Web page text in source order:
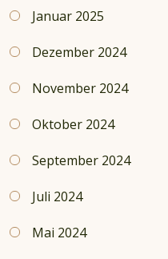
Januar 2025
Dezember 2024
November 2024
Oktober 2024
September 2024
Juli 2024
Mai 2024